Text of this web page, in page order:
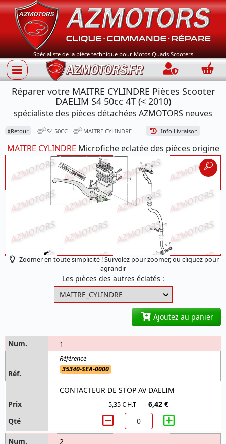
Spécialiste de la pièce technique pour Motos Quads Scooters
Connection
Réparer votre MAITRE CYLINDRE Pièces Scooter
DAELIM S4 50cc 4T (< 2010)
spécialiste des pièces détachées AZMOTORS neuves
⟪Retour S4 50CC MAITRE CYLINDRE Info Livraison
MAITRE CYLINDRE Microfiche eclatée des pièces origine
Zoomer en toute simplicité ! Survolez pour zoomer, ou cliquez pour
agrandir
Les pièces des autres éclatés :
Ajoutez au panier
1
35340-SEA-0000
CONTACTEUR DE STOP AV DAELIM
5,35 € H.T 6,42 €
2